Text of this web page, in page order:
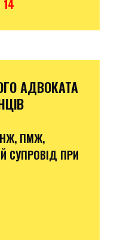
АДВОКАТА
ПМЖ,
СУПРОВІД ПРИ